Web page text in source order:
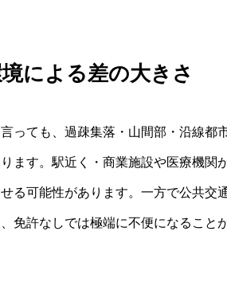
による差の大きさ
っても、過疎集落・山間部・沿線都
ます。駅近く・商業施設や医療機関
る可能性があります。一方で公共交
免許なしでは極端に不便になること